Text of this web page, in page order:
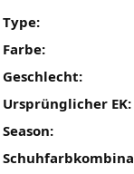
Type:
Farbe:
Geschlecht:
Ursprünglicher EK:
Season: